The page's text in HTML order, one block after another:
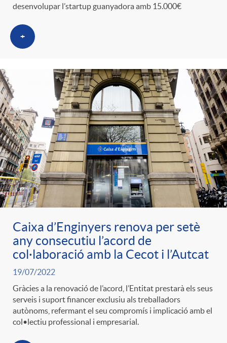
desenvolupar l’startup guanyadora amb 15.000€
+
Caixa d’Enginyers renova per setè
any consecutiu l’acord de
col·laboració amb la Cecot i l’Autcat
19/07/2022
Gràcies a la renovació de l’acord, l’Entitat prestarà els seus
serveis i suport financer exclusiu als treballadors
autònoms, refermant el seu compromís i implicació amb el
col•lectiu professional i empresarial.